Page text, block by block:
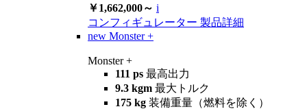
￥1,662,000～ i
コンフィギュレーター 製品詳細
new Monster +
Monster +
111 ps 最高出力
9.3 kgm 最大トルク
175 kg 装備重量（燃料を除く）